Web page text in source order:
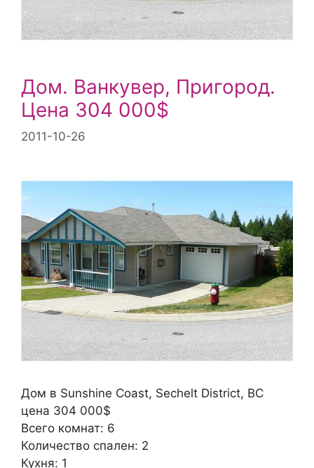
Дом. Ванкувер, Пригород.
Цена 304 000$
2011-10-26
Дом в Sunshine Coast, Sechelt District, BC
цена 304 000$
Всего комнат: 6
Количество спален: 2
Кухня: 1